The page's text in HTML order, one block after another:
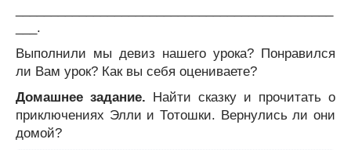
___.
Выполнили мы девиз нашего урока? Понравился
ли Вам урок? Как вы себя оцениваете?
Домашнее задание. Найти сказку и прочитать о
приключениях Элли и Тотошки. Вернулись ли они
домой?